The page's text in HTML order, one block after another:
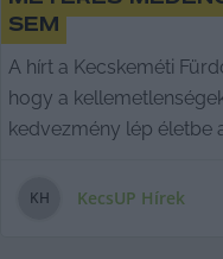
sem
A hírt a Kecskeméti
hogy a
kedvezmény lép életbe
KH KecsUP Hírek